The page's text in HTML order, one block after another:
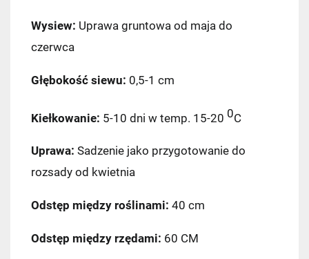
Wysiew: Uprawa gruntowa od maja do
czerwca
Głębokość siewu: 0,5-1 cm
Kiełkowanie: 5-10 dni w temp. 15-20 0C
Uprawa: Sadzenie jako przygotowanie do
rozsady od kwietnia
Odstęp między roślinami: 40 cm
Odstęp między rzędami: 60 CM